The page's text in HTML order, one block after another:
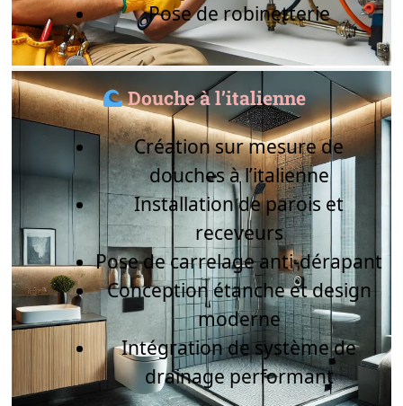
Pose de robinetterie
Douche à l’italienne
Création sur mesure de
douches à l’italienne
Installation de parois et
receveurs
Pose de carrelage anti-dérapant
Conception étanche et design
moderne
Intégration de système de
drainage performant